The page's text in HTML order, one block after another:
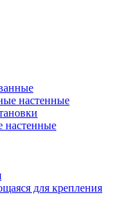
настенные
настенные
для крепления